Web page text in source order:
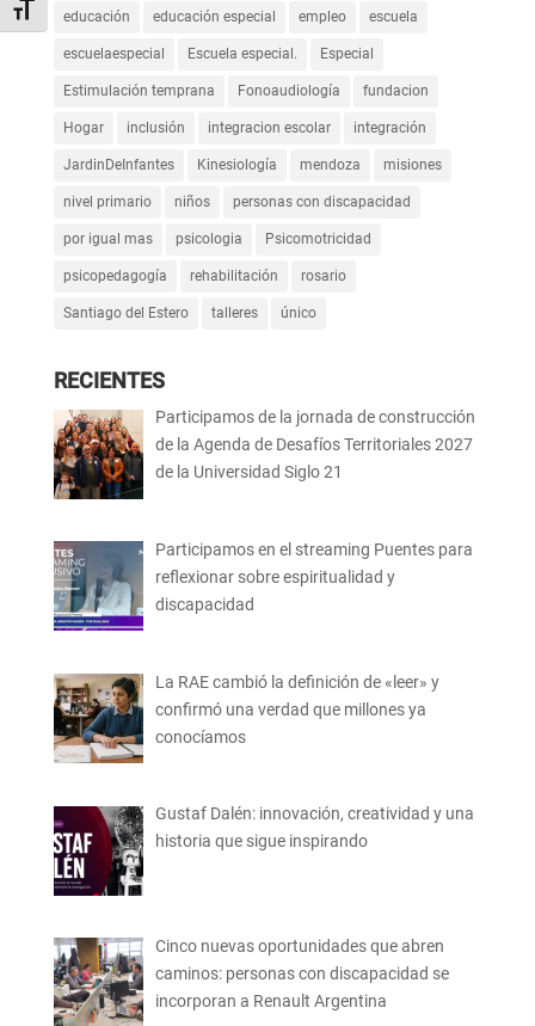
Alternar tamaño de letra
educación educación especial empleo escuela
escuelaespecial Escuela especial. Especial
Estimulación temprana Fonoaudiología fundacion
Hogar inclusión integracion escolar integración
JardinDeInfantes Kinesiología mendoza misiones
nivel primario niños personas con discapacidad
por igual mas psicologia Psicomotricidad
psicopedagogía rehabilitación rosario
Santiago del Estero talleres único
RECIENTES
Participamos de la jornada de construcción
de la Agenda de Desafíos Territoriales 2027
de la Universidad Siglo 21
Participamos en el streaming Puentes para
reflexionar sobre espiritualidad y
discapacidad
La RAE cambió la definición de «leer» y
confirmó una verdad que millones ya
conocíamos
Gustaf Dalén: innovación, creatividad y una
historia que sigue inspirando
Cinco nuevas oportunidades que abren
caminos: personas con discapacidad se
incorporan a Renault Argentina